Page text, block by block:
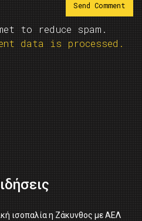
to reduce spam.
data is processed.
ισοπαλία η Ζάκυνθος με ΑΕΛ